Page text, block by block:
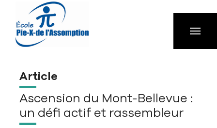
Aller à la navigation principale
Aller au contenu principal
Passer au pied de page
Article
Ascension du Mont-Bellevue :
un défi actif et rassembleur